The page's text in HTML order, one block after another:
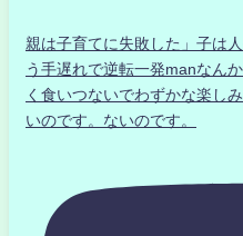
親は子育てに失敗した」子は
う手遅れで逆転一発manなん
く食いつないでわずかな楽し
いのです。ないのです。